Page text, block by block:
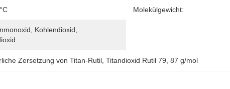
Molekülgewicht:
Kohlendioxid,
Zersetzung von Titan-Rutil, Titandioxid Rutil 79 87 g/mol